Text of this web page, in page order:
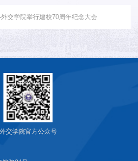
交学院举行建校70周年纪念大会
外交学院官方公众号